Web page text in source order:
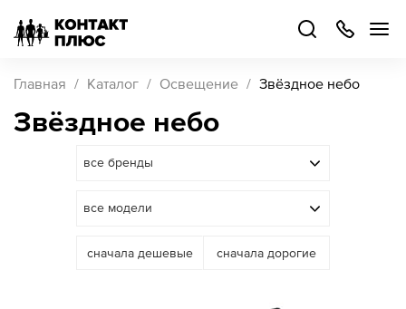
Главная Каталог Освещение Звёздное небо
Звёздное небо
сначала дешевые сначала дорогие
499
504-
48
Каталог
партнером